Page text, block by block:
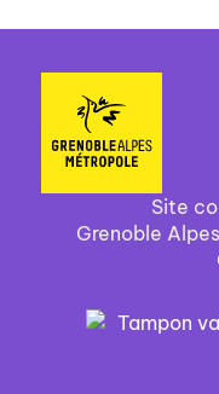
Site
Grenoble